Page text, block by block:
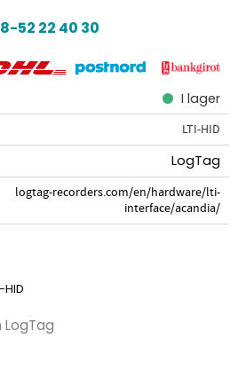
52 22 40 30
I lager
LTI-HID
LogTag
logtag-recorders.com/en/hardware/lti-
interface/acandia/